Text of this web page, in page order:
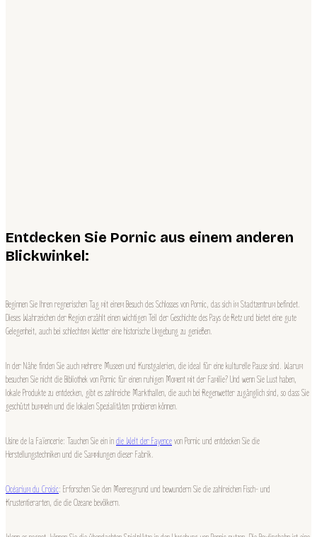
Entdecken Sie Pornic aus einem anderen
Blickwinkel:
Beginnen Sie Ihren regnerischen Tag mit einem Besuch des Schlosses von Pornic, das sich im Stadtzentrum befindet.
Dieses Wahrzeichen der Region erzählt einen wichtigen Teil der Geschichte des Pays de Retz und bietet eine gute
Gelegenheit, auch bei schlechtem Wetter eine historische Umgebung zu genießen.
In der Nähe finden Sie auch mehrere Museen und Kunstgalerien, die ideal für eine kulturelle Pause sind. Warum
besuchen Sie nicht die Bibliothek von Pornic für einen ruhigen Moment mit der Familie? Und wenn Sie Lust haben,
lokale Produkte zu entdecken, gibt es zahlreiche Markthallen, die auch bei Regenwetter zugänglich sind, so dass Sie
geschützt bummeln und die lokalen Spezialitäten probieren können.
Usine de la Faïencerie: Tauchen Sie ein indie Welt der Fayencevon Pornic und entdecken Sie die
Herstellungstechniken und die Sammlungen dieser Fabrik.
Océarium du Croisic: Erforschen Sie den Meeresgrund und bewundern Sie die zahlreichen Fisch- und
Krustentierarten, die die Ozeane bevölkern.